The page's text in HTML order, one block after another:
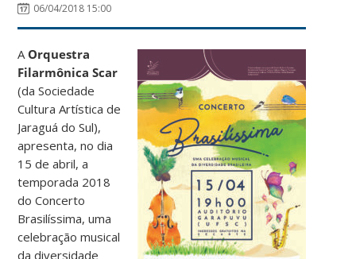
06/04/2018 15:00
A Orquestra
Filarmônica Scar
(da Sociedade
Cultura Artística de
Jaraguá do Sul),
apresenta, no dia
15 de abril, a
temporada 2018
do Concerto
Brasilíssima, uma
celebração musical
da diversidade